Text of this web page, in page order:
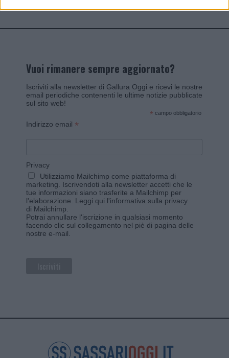
Vuoi rimanere sempre aggiornato?
Iscriviti alla newsletter di Gallura Oggi e ricevi le nostre
email periodiche contenenti le ultime notizie pubblicate
sul sito web!
* campo obbligatorio
Indirizzo email *
Privacy
Utilizziamo Mailchimp come piattaforma di
marketing. Iscrivendoti alla newsletter accetti che le
tue informazioni siano trasferite a Mailchimp per
l'elaborazione. Leggi qui l'informativa sulla privacy
di Mailchimp
Potrai annullare l'iscrizione in qualsiasi momento
facendo clic sul collegamento nel piè di pagina delle
nostre e-mail.